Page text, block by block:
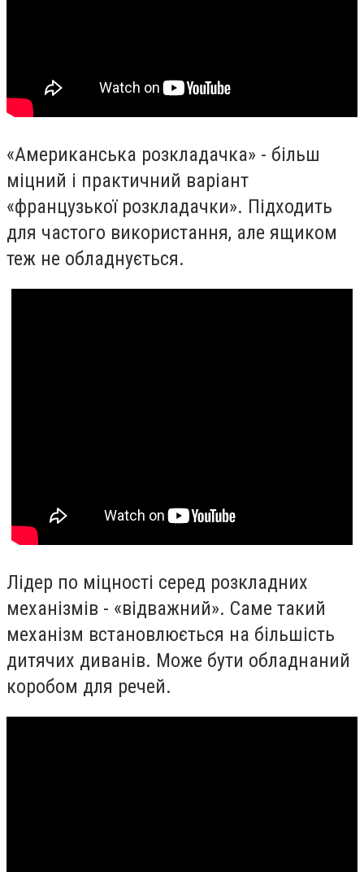
«Американська розкладачка» - більш
міцний і практичний варіант
«французької розкладачки». Підходить
для частого використання, але ящиком
теж не обладнується.
Лідер по міцності серед розкладних
механізмів - «відважний». Саме такий
механізм встановлюється на більшість
дитячих диванів. Може бути обладнаний
коробом для речей.